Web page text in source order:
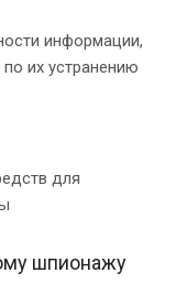
информации,
их устранению
для
шпионажу